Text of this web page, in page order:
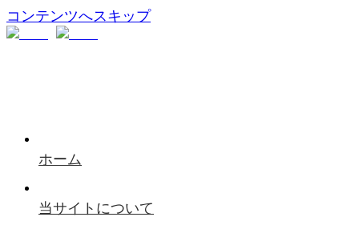
コンテンツへスキップ
ホーム
当サイトについて